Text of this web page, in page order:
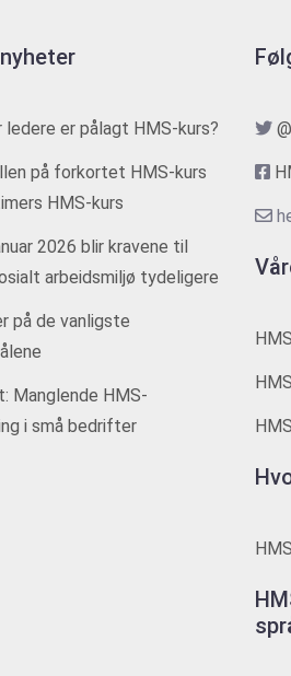
ledere er pålagt HMS-kurs?
på forkortet HMS-kurs
HMS-kurs
2026 blir kravene til
arbeidsmiljø tydeligere
på de vanligste
Manglende HMS-
i små bedrifter